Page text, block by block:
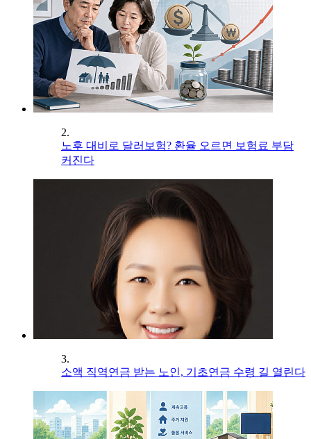
2.
노후 대비로 달러보험? 환율 오르면 보험료 부담
커진다
3.
소액 직역연금 받는 노인, 기초연금 수령 길 열린다